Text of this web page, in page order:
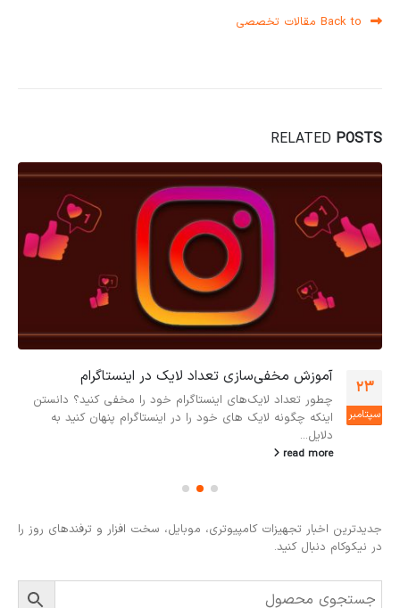
RELATED POSTS
23
سپتامبر
آموزش مخفی‌سازی تعداد لایک در اینستاگرام
چطور تعداد لایک‌های اینستاگرام خود را مخفی کنید؟ دانستن
اینکه چگونه لایک های خود را در اینستاگرام پنهان کنید به
دلایل...
read more
جدیدترین اخبار تجهیزات کامپیوتری، موبایل، سخت افزار و ترفندهای روز را
در نیکوکام دنبال کنید.